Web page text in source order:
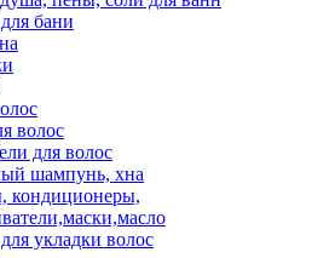
бани
волос
для волос
шампунь, хна
кондиционеры,
укладки волос